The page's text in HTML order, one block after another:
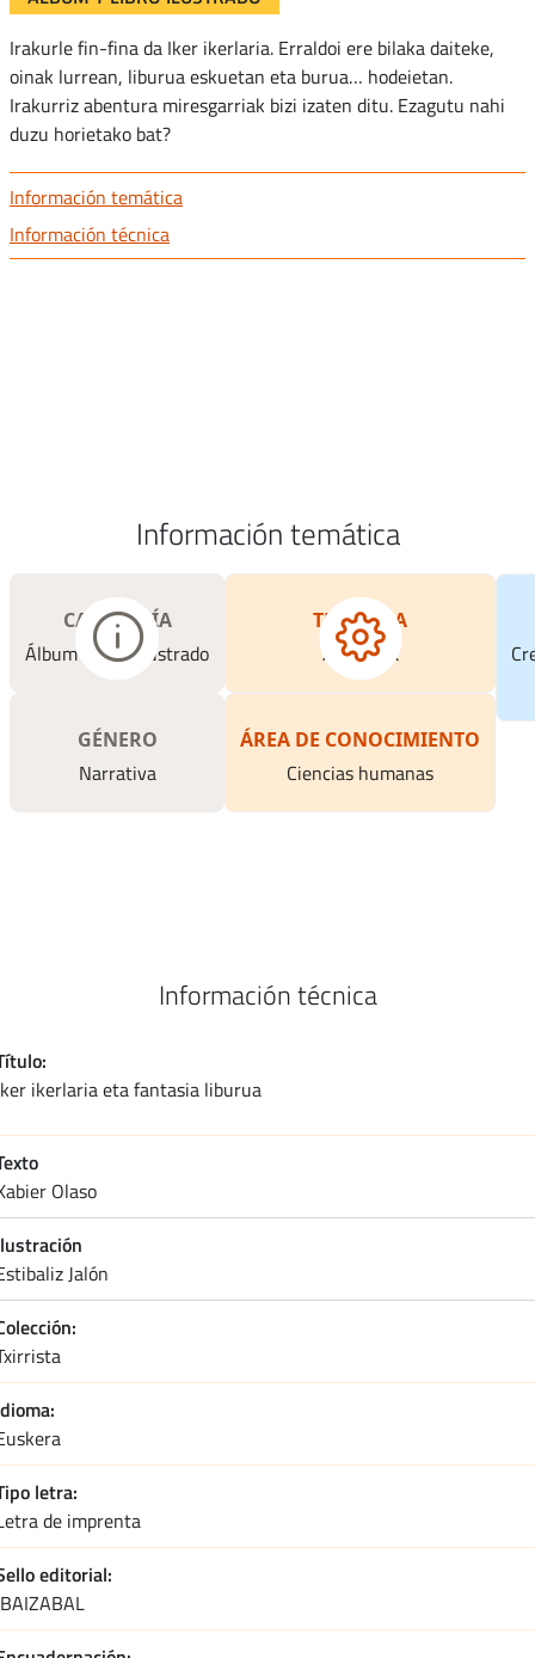
Irakurle fin-fina da Iker ikerlaria. Erraldoi ere bilaka daiteke,
oinak lurrean, liburua eskuetan eta burua… hodeietan.
Irakurriz abentura miresgarriak bizi izaten ditu. Ezagutu nahi
duzu horietako bat?
Información temática
Información técnica
Información temática
CATEGORÍA
Álbum y libro ilustrado
GÉNERO
Narrativa
TEMÁTICA
Aventura
ÁREA DE CONOCIMIENTO
Ciencias humanas
Información técnica
ikerlaria eta fantasia liburua
xabier olaso
estibaliz jalón
letra
de imprenta
editorial